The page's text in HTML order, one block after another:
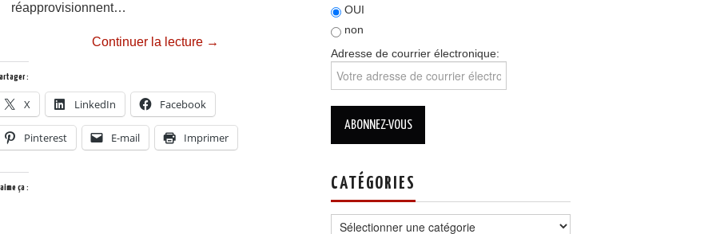
réapprovisionnent…
Continuer la lecture →
:
X LinkedIn Facebook
Pinterest E-mail Imprimer
ça :
OUI
non
Adresse de courrier électronique:
CATÉGORIES